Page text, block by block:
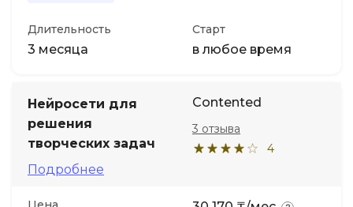
Длительность
3 месяца
Старт
в любое время
Нейросети для
решения
творческих задач
Подробнее
Contented
4
3 отзыва